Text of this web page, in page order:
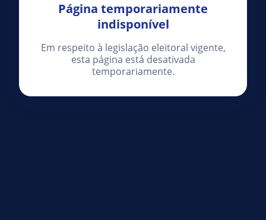
Página temporariamente
indisponível
Em respeito à legislação eleitoral vigente,
esta página está desativada
temporariamente.